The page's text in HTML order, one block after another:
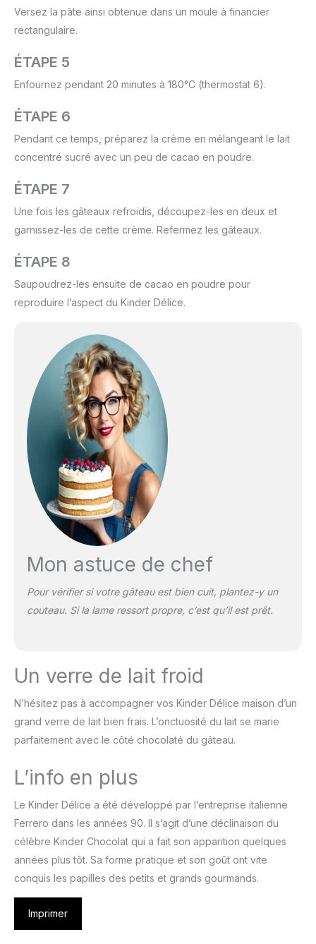
Versez la pâte ainsi obtenue dans un moule à financier
rectangulaire.
ÉTAPE 5
Enfournez pendant 20 minutes à 180°C (thermostat 6).
ÉTAPE 6
Pendant ce temps, préparez la crème en mélangeant le lait
concentré sucré avec un peu de cacao en poudre.
ÉTAPE 7
Une fois les gâteaux refroidis, découpez-les en deux et
garnissez-les de cette crème. Refermez les gâteaux.
ÉTAPE 8
Saupoudrez-les ensuite de cacao en poudre pour
reproduire l’aspect du Kinder Délice.
Mon astuce de chef
Pour vérifier si votre gâteau est bien cuit, plantez-y un
couteau. Si la lame ressort propre, c’est qu’il est prêt.
Un verre de lait froid
N’hésitez pas à accompagner vos Kinder Délice maison d’un
grand verre de lait bien frais. L’onctuosité du lait se marie
parfaitement avec le côté chocolaté du gâteau.
L’info en plus
Le Kinder Délice a été développé par l’entreprise italienne
Ferrero dans les années 90. Il s’agit d’une déclinaison du
célèbre Kinder Chocolat qui a fait son apparition quelques
années plus tôt. Sa forme pratique et son goût ont vite
conquis les papilles des petits et grands gourmands.
Imprimer